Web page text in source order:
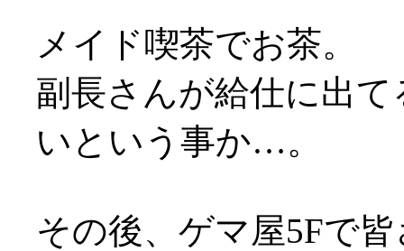
メイド喫茶でお茶。
副長さんが給仕に出
いという事か…。
その後、ゲマ屋5Fで